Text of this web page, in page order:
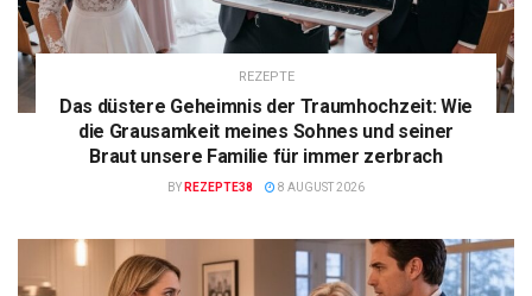
REZEPTE
Das düstere Geheimnis der Traumhochzeit: Wie
die Grausamkeit meines Sohnes und seiner
Braut unsere Familie für immer zerbrach
BY REZEPTE38 8 AUGUST 2026